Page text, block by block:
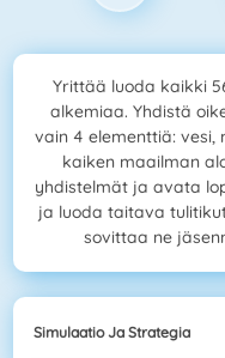
Yrittää luoda kaikki
alkemiaa. Yhdistä
vain 4 elementtiä: vesi,
kaiken maailman
yhdistelmät ja avata
ja luoda taitava
sovittaa ne
Simulaatio Ja Strategia